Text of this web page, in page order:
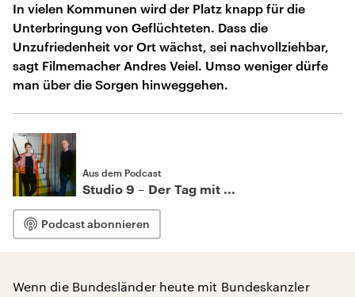
In vielen Kommunen wird der Platz knapp für die
Unterbringung von Geflüchteten. Dass die
Unzufriedenheit vor Ort wächst, sei nachvollziehbar,
sagt Filmemacher Andres Veiel. Umso weniger dürfe
man über die Sorgen hinweggehen.
Aus dem Podcast
Studio 9 – Der Tag mit ...
Podcast abonnieren
Wenn die Bundesländer heute mit Bundeskanzler